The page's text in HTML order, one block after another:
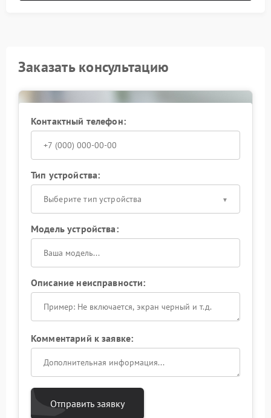
Заказать консультацию
Контактный телефон:
Тип устройства:
Выберите тип устройства
Модель устройства:
Описание неисправности:
Комментарий к заявке:
Отправить заявку